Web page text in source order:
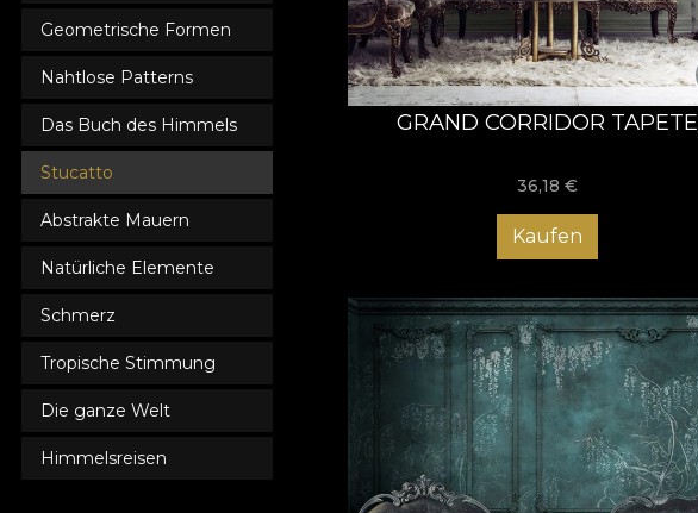
Geometrische Formen
Nahtlose Patterns
Das Buch des Himmels
Stucatto
Abstrakte Mauern
Natürliche Elemente
Schmerz
Tropische Stimmung
Die ganze Welt
Himmelsreisen
GRAND CORRIDOR TAPETE
36,18 €
Kaufen